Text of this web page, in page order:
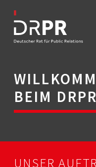
START
ÜBER
BEIM
UNSER